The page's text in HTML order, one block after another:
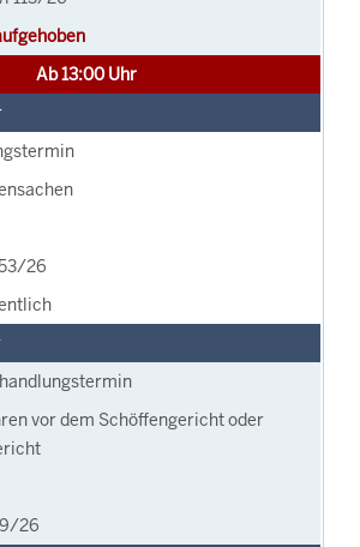
Ab 13:00 Uhr
26
vor dem Schöffengericht oder
26